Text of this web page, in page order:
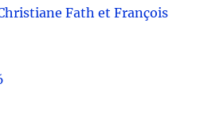
Fath et François